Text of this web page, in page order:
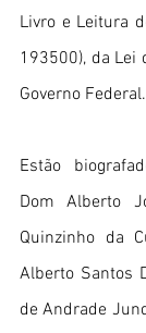
Livro e Leitura
193500), da Lei
Governo Federal.
Estão
Dom Alberto
Quinzinho da
Alberto Santos
de Andrade